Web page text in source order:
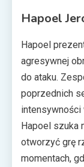
Hapoel
Hapoel
agresywnej
do ataku.
poprzednich
intensywności
Hapoel szuka
otworzyć grę
momentach,